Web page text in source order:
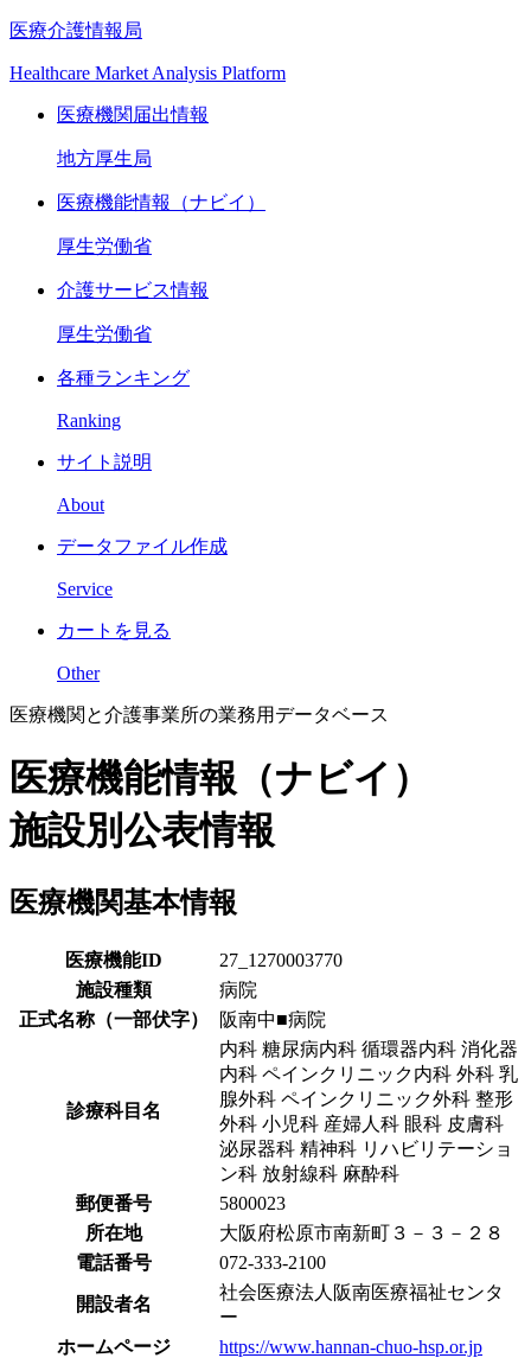
医療介護情報局
Healthcare Market Analysis Platform
医療機関届出情報
地方厚生局
医療機能情報（ナビイ）
厚生労働省
介護サービス情報
厚生労働省
各種ランキング
Ranking
サイト説明
About
データファイル作成
Service
カートを見る
Other
医療機関と介護事業所の業務用データベース
医療機能情報（ナビイ）
施設別公表情報
医療機関基本情報
医療機能ID
27_1270003770
施設種類
病院
正式名称（一部伏字）
阪南中■病院
診療科目名
内科 糖尿病内科 循環器内科 消化器
内科 ペインクリニック内科 外科 乳
腺外科 ペインクリニック外科 整形
外科 小児科 産婦人科 眼科 皮膚科
泌尿器科 精神科 リハビリテーショ
ン科 放射線科 麻酔科
郵便番号
5800023
所在地
大阪府松原市南新町３－３－２８
電話番号
072-333-2100
開設者名
社会医療法人阪南医療福祉センタ
ー
ホームページ
https://www.hannan-chuo-hsp.or.jp